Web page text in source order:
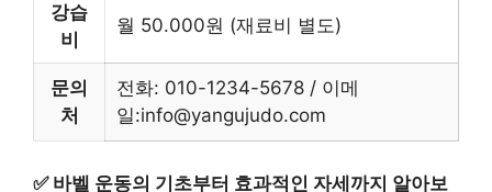
강습
비
월 50.000원 (재료비 별도)
문의
처
전화: 010-1234-5678 / 이메
일:info@yangujudo.com
✅ 바벨 운동의 기초부터 효과적인 자세까지 알아보